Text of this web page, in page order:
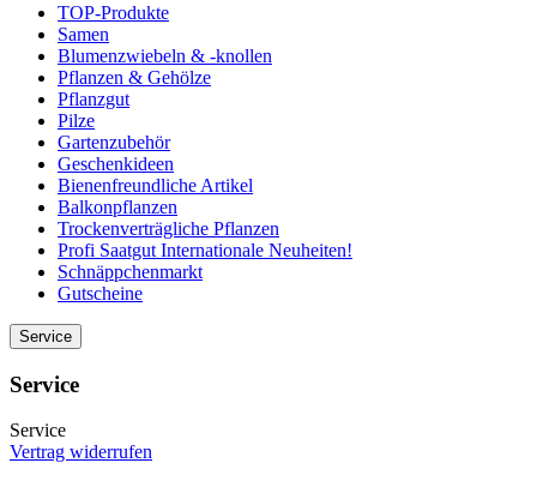
TOP-Produkte
Samen
Blumenzwiebeln & -knollen
Pflanzen & Gehölze
Pflanzgut
Pilze
Gartenzubehör
Geschenkideen
Bienenfreundliche Artikel
Balkonpflanzen
Trockenverträgliche Pflanzen
Profi Saatgut Internationale Neuheiten!
Schnäppchenmarkt
Gutscheine
Service
Service
Service
Vertrag widerrufen